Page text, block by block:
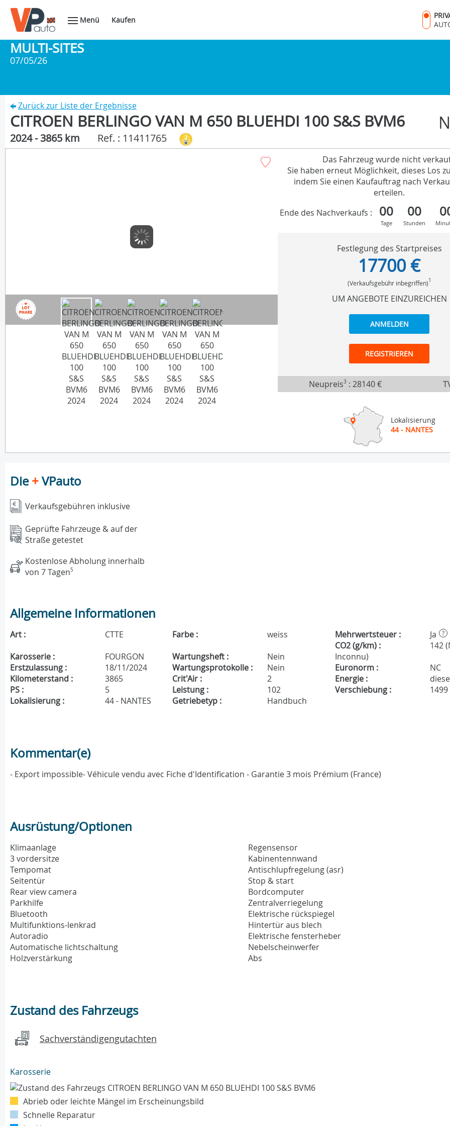
Menü Kaufen
MULTI-SITES
07/05/26
Zurück zur Liste der Ergebnisse
CITROEN BERLINGO VAN M 650 BLUEHDI 100 S&S BVM6
2024 - 3865 km Ref. : 11411765
Das Fahrzeug wurde nicht
Sie haben erneut Möglichkeit, dieses Los
indem Sie einen Kaufauftrag nach
erteilen.
Ende des Nachverkaufs :
00
Tage
00
Stunden
Festlegung des Startpreises
17700 €
(Verkaufsgebühr inbegriffen)1
UM ANGEBOTE EINZUREICHEN
ANMELDEN
REGISTRIEREN
Neupreis3 :28140 €
Lokalisierung
44 - NANTES
Die+VPauto
Verkaufsgebühren inklusive
Geprüfte Fahrzeuge & auf der
Straße getestet
Kostenlose Abholung innerhalb
von 7 Tagen5
Allgemeine Informationen
Art : CTTE Farbe : weiss Mehrwertsteuer : Ja ?
Karosserie : FOURGON Wartungsheft : Nein
CO2 (g/km) :
142
Inconnu)
Erstzulassung :
18/11/2024 Wartungsprotokolle : Nein Euronorm :
NC
Kilometerstand :
3865 Crit'Air : 2 Energie :
PS :
5 Leistung : 102 Verschiebung :
1499
Lokalisierung :
44 - NANTES Getriebetyp : Handbuch
Kommentar(e)
- Export impossible- Véhicule vendu avec Fiche d'Identification - Garantie 3 mois Prémium (France)
Ausrüstung/Optionen
Klimaanlage
3 vordersitze
Tempomat
Seitentür
Rear view camera
Parkhilfe
Bluetooth
Multifunktions-lenkrad
Autoradio
Automatische lichtschaltung
Holzverstärkung
Regensensor
Kabinentennwand
Antischlupfregelung (asr)
Stop & start
Bordcomputer
Zentralverriegelung
Elektrische rückspiegel
Hintertür aus blech
Elektrische fensterheber
Nebelscheinwerfer
Abs
Zustand des Fahrzeugs
Sachverständigengutachten
Karosserie
Abrieb oder leichte Mängel im Erscheinungsbild
Schnelle Reparatur